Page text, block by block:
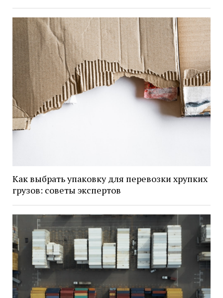
Как выбрать упаковку для перевозки хрупких
грузов: советы экспертов